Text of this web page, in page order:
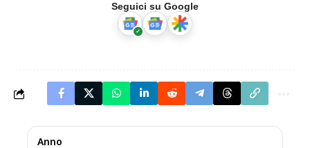
Seguici su Google
Anno